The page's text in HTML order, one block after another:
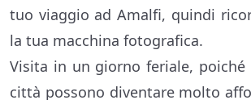
tuo viaggio ad Amalfi, quindi
la tua macchina fotografica.
Visita in un giorno feriale, poiché
città possono diventare molto